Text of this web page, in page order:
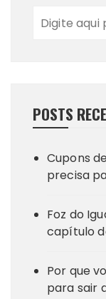
POSTS
Cupons
precisa
Foz do
capítulo
Por que
para sair